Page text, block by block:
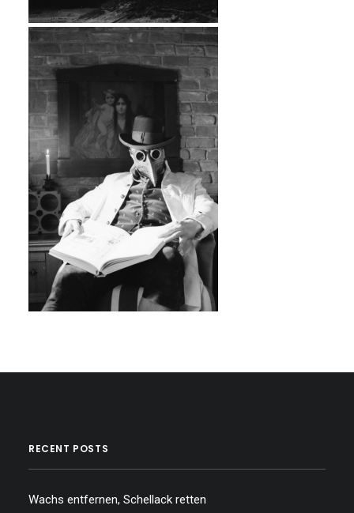
RECENT POSTS
Wachs entfernen, Schellack retten